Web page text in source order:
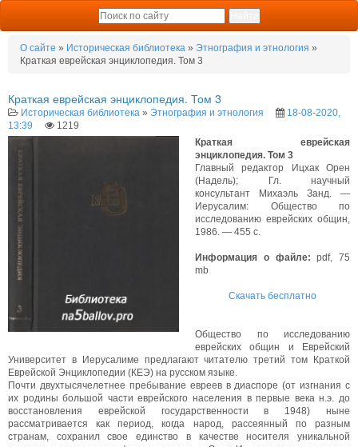
О сайте » Историческая библиотека » Этнография и этнология »
Краткая еврейская энциклопедия. Том 3
Краткая еврейская энциклопедия. Том 3
Историческая библиотека » Этнография и этнология
18-08-2020,
13:39
1219
Краткая еврейская
энциклопедия. Том 3
Главный редактор Ицхак Орен
(Надель); Гл. научный
консультант Михаэль Занд. —
Иерусалим: Общество по
исследованию еврейских общин,
1986. — 455 с.
Информация о файле: pdf, 75
mb
Скачать бесплатно
Общество по исследованию
еврейских общин и Еврейский
Университет в Иерусалиме предлагают читателю третий том Краткой
Еврейской Энциклопедии (КЕЭ) на русском языке.
Почти двухтысячелетнее пребывание евреев в диаспоре (от изгнания с
их родины большой части еврейского населения в первые века н.э. до
восстановления еврейской государственности в 1948) ныне
рассматривается как период, когда народ, рассеянный по разным
странам, сохранил свое единство в качестве носителя уникальной